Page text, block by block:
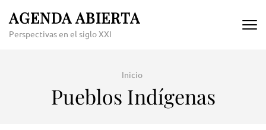
content
AGENDA ABIERTA
Perspectivas en el siglo XXI
Inicio
Pueblos Indígenas